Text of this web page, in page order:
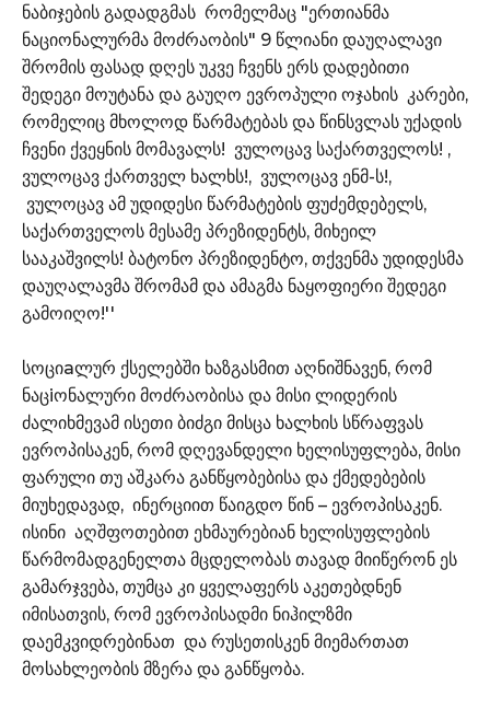
ნაბიჯების გადადგმას რომელმაც "ერთიანმა
ნაციონალურმა მოძრაობის" 9 წლიანი დაუღალავი
შრომის ფასად დღეს უკვე ჩვენს ერს დადებითი
შედეგი მოუტანა და გაუღო ევროპული ოჯახის კარები,
რომელიც მხოლოდ წარმატებას და წინსვლას უქადის
ჩვენი ქვეყნის მომავალს! ვულოცავ საქართველოს! ,
ვულოცავ ქართველ ხალხს!, ვულოცავ ენმ-ს!,
ვულოცავ ამ უდიდესი წარმატების ფუძემდებელს,
საქართველოს მესამე პრეზიდენტს, მიხეილ
სააკაშვილს! ბატონო პრეზიდენტო, თქვენმა უდიდესმა
დაუღალავმა შრომამ და ამაგმა ნაყოფიერი შედეგი
გამოიღო!''
სოციaლურ ქსელებში ხაზგასმით აღნიშნავენ, რომ
ნაცiონალური მოძრაობისა და მისი ლიდერის
ძალიხმევამ ისეთი ბიძგი მისცა ხალხის სწრაფვას
ევროპისაკენ, რომ დღევანდელი ხელისუფლება, მისი
ფარული თუ აშკარა განწყობებისა და ქმედებების
მიუხედავად, ინერციით წაიგდო წინ – ევროპისაკენ.
ისინი აღშფოთებით ეხმაურებიან ხელისუფლების
წარმომადგენელთა მცდელობას თავად მიიწერონ ეს
გამარჯვება, თუმცა კი ყველაფერს აკეთებდნენ
იმისათვის, რომ ევროპისადმი ნიჰილზმი
დაემკვიდრებინათ და რუსეთისკენ მიემართათ
მოსახლეობის მზერა და განწყობა.